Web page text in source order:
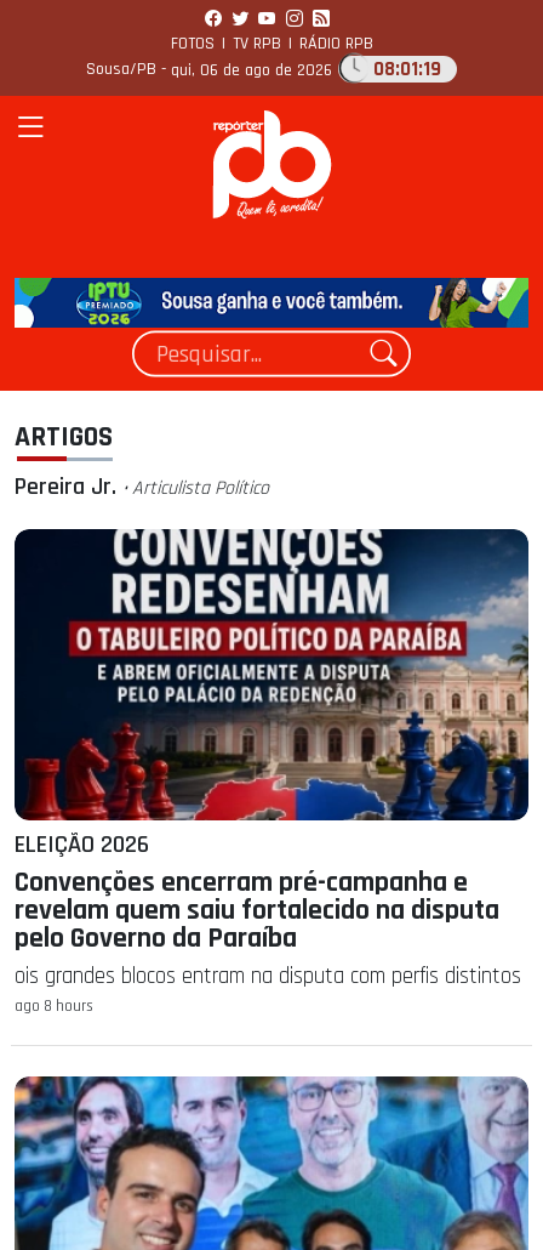
FOTOS | TV RPB | RÁDIO RPB
Sousa/PB - qui, 06 de ago de 2026 08:01:22
ARTIGOS
Pereira Jr. • Articulista Polí­tico
ELEIÇÃO 2026
Convenções encerram pré-campanha e
revelam quem saiu fortalecido na disputa
pelo Governo da Paraíba
ois grandes blocos entram na disputa com perfis distintos
ago 8 hours